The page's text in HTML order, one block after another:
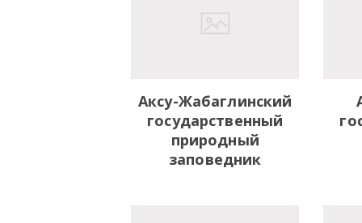
Аксу-Жабаглинский
государственный
природный
заповедник